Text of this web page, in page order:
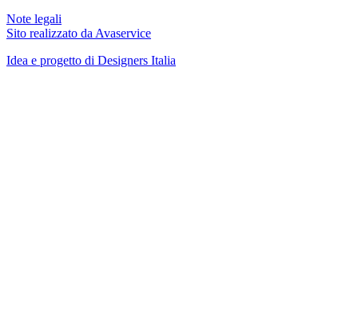
Note legali
Sito realizzato da Avaservice
Idea e progetto di Designers Italia